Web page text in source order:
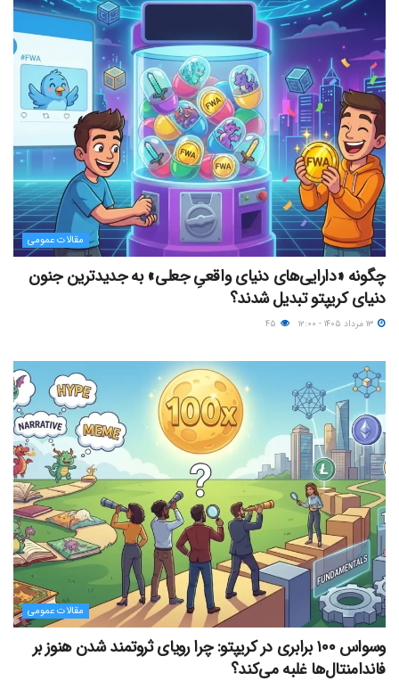
مقالات عمومی
چگونه «دارایی‌های دنیای واقعیِ جعلی» به جدیدترین جنون
دنیای کریپتو تبدیل شدند؟
مقالات عمومی
وسواس ۱۰۰ برابری در کریپتو: چرا رویای ثروتمند شدن هنوز بر
فاندامنتال‌ها غلبه می‌کند؟